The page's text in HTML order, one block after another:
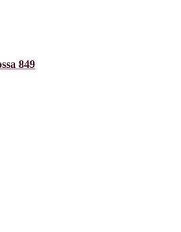
849